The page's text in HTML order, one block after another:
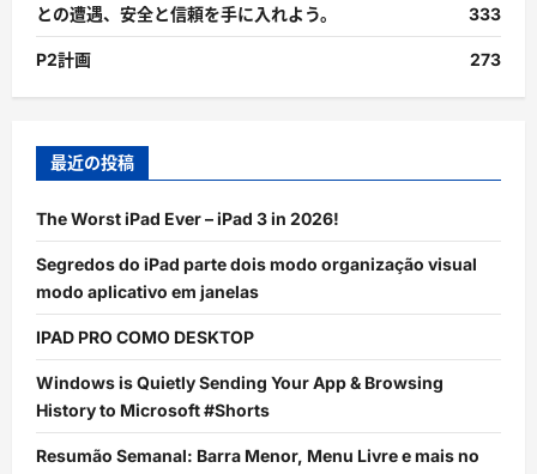
との遭遇、安全と信頼を手に入れよう。
333
P2計画 273
最近の投稿
The Worst iPad Ever – iPad 3 in 2026!
Segredos do iPad parte dois modo organização visual
modo aplicativo em janelas
IPAD PRO COMO DESKTOP
Windows is Quietly Sending Your App & Browsing
History to Microsoft #Shorts
Resumão Semanal: Barra Menor, Menu Livre e mais no